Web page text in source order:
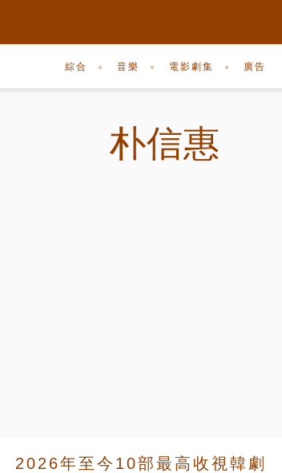
綜合 音樂 電影劇集 廣告
朴信惠
2026年至今10部最高收視韓劇